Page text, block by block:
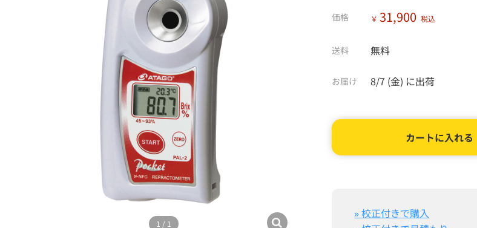
1 / 1
価格 ￥ 31,900 税込
送料 無料
お届け 8/7 (金) に出荷
カートに入れる
» 校正付きで購入